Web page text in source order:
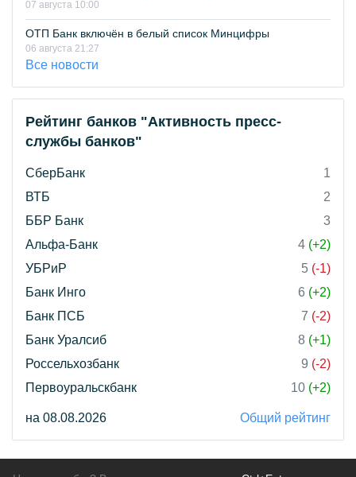
07 августа 10:00
ОТП Банк включён в белый список Минцифры
06 августа 21:27
Все новости
Рейтинг банков "Активность пресс-
службы банков"
СберБанк
1
ВТБ
2
ББР Банк
3
Альфа-Банк
4 (+2)
УБРиР
5 (-1)
Банк Инго
6 (+2)
Банк ПСБ
7 (-2)
Банк Уралсиб
8 (+1)
Россельхозбанк
9 (-2)
Первоуральскбанк
10 (+2)
на 08.08.2026 Общий рейтинг